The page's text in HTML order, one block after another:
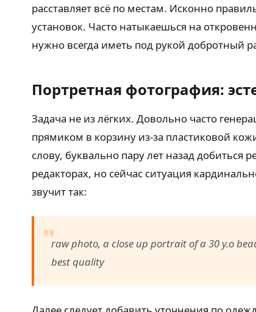
расставляет всё по местам. Исконно
установок. Часто натыкаешься на
нужно всегда иметь под рукой добротный
Портретная фотография:
Задача не из лёгких. Довольно часто
прямиком в корзину из-за пластиковой
слову, буквально пару лет назад добиться
редакторах, но сейчас ситуация
звучит так:
raw photo, a close up portrait of a 30 y.o
best quality